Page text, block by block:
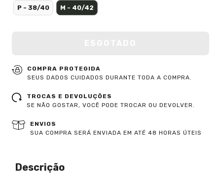
P - 38/40 M - 40/42
COMPRA PROTEGIDA
SEUS DADOS CUIDADOS DURANTE TODA A COMPRA.
TROCAS E DEVOLUÇÕES
SE NÃO GOSTAR, VOCÊ PODE TROCAR OU DEVOLVER.
ENVIOS
SUA COMPRA SERÁ ENVIADA EM ATÉ 48 HORAS ÚTEIS
Descrição